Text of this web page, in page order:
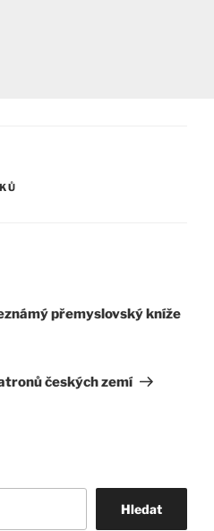
přemyslovský kníže
českých zemí
Hledat